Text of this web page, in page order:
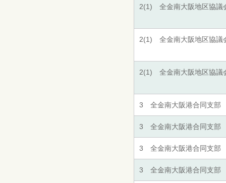
2(1) 全金南大阪地区協議
2(1) 全金南大阪地区協議
2(1) 全金南大阪地区協議
3 全金南大阪港合同支部
3 全金南大阪港合同支部
3 全金南大阪港合同支部
3 全金南大阪港合同支部